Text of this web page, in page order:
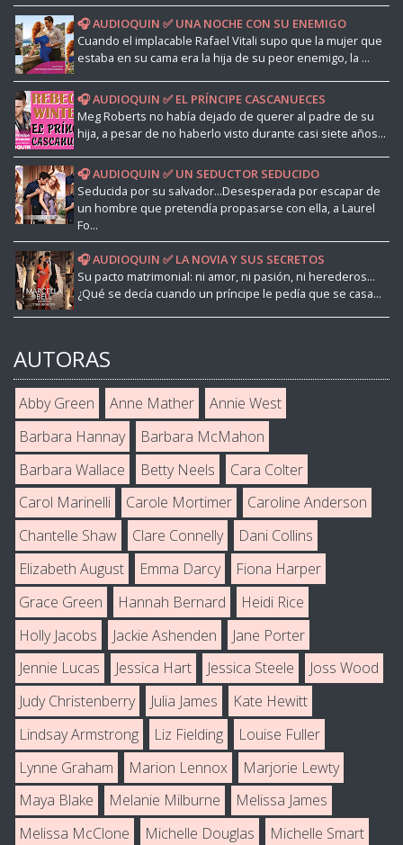
🎧 AUDIOQUIN ✅ UNA NOCHE CON SU ENEMIGO
Cuando el implacable Rafael Vitali supo que la mujer que
estaba en su cama era la hija de su peor enemigo, la ...
🎧 AUDIOQUIN ✅ EL PRÍNCIPE CASCANUECES
Meg Roberts no había dejado de querer al padre de su
hija, a pesar de no haberlo visto durante casi siete años...
🎧 AUDIOQUIN ✅ UN SEDUCTOR SEDUCIDO
Seducida por su salvador...Desesperada por escapar de
un hombre que pretendía propasarse con ella, a Laurel
Fo...
🎧 AUDIOQUIN ✅ LA NOVIA Y SUS SECRETOS
Su pacto matrimonial: ni amor, ni pasión, ni herederos...
¿Qué se decía cuando un príncipe le pedía que se casa...
AUTORAS
Abby Green Anne Mather
Annie West
Barbara Hannay
Barbara McMahon
Barbara Wallace
Betty Neels
Cara Colter
Carol Marinelli
Carole Mortimer
Caroline Anderson
Chantelle Shaw
Clare Connelly
Dani Collins
Elizabeth August
Emma Darcy
Fiona Harper
Grace Green
Hannah Bernard
Heidi Rice
Holly Jacobs
Jackie Ashenden
Jane Porter
Jennie Lucas
Jessica Hart Jessica Steele
Joss Wood
Judy Christenberry
Julia James
Kate Hewitt
Lindsay Armstrong
Liz Fielding
Louise Fuller
Lynne Graham
Marion Lennox
Marjorie Lewty
Maya Blake
Melanie Milburne
Melissa James
Melissa McClone
Michelle Douglas
Michelle Smart